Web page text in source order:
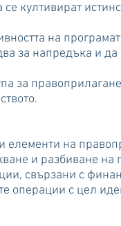
култивират
на
за напредъка и
за
на
и разбиване
свързани с
операции с цел